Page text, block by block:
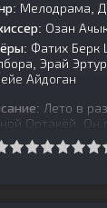
Мелодрама,
Озан
Фатих Берк
Эрай
Айдоган
Лето в
Ортакёй. Он
и первую